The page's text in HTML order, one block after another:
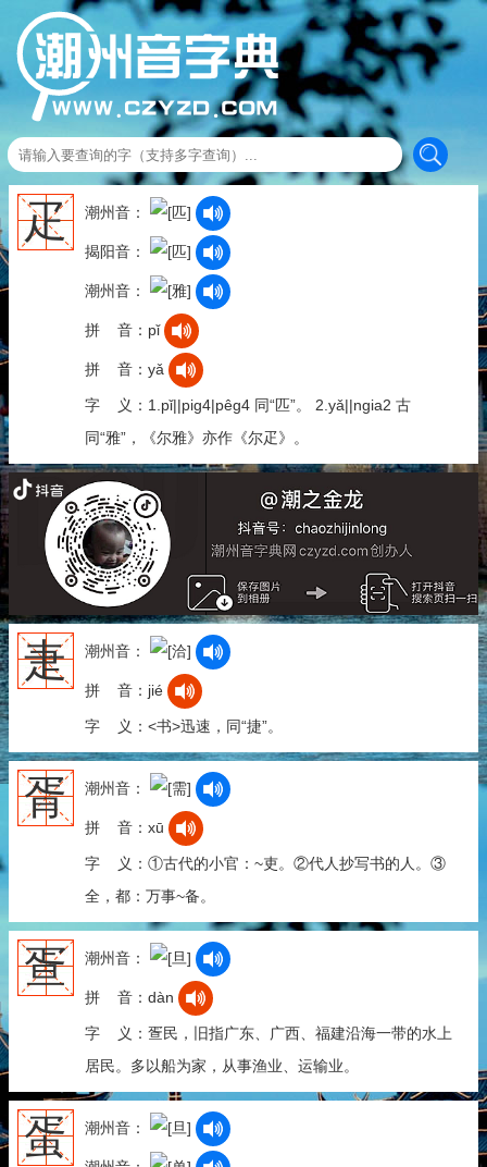
疋 潮州音：
揭阳音：
潮州音：
拼 音：pǐ
拼 音：yǎ
字 义：1.pǐ||pig4|pêg4 同“匹”。 2.yǎ||ngia2 古
同“雅”，《尔雅》亦作《尔疋》。
疌 潮州音：
拼 音：jié
字 义：<书>迅速，同“捷”。
胥 潮州音：
拼 音：xū
字 义：①古代的小官：~吏。②代人抄写书的人。③
全，都：万事~备。
疍 潮州音：
拼 音：dàn
字 义：疍民，旧指广东、广西、福建沿海一带的水上
居民。多以船为家，从事渔业、运输业。
蛋 潮州音：